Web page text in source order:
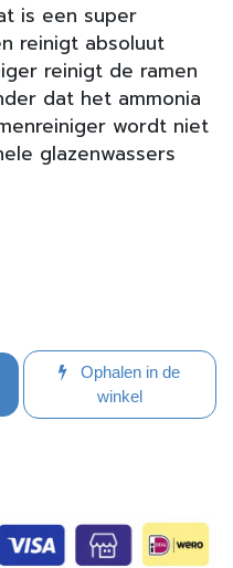
is een super
reinigt absoluut
reinigt de ramen
dat het ammonia
wordt niet
glazenwassers
Ophalen in de
winkel